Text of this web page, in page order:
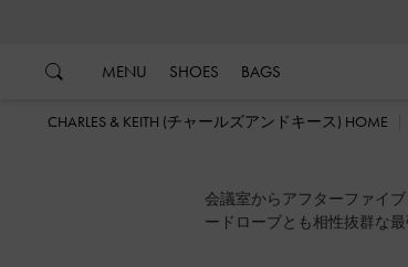
MENU SHOES BAGS
CHARLES & KEITH (チャールズアンドキース) HOME
会議室からアフターファイ
ードローブとも相性抜群な